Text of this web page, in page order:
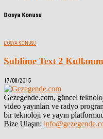
Dosya Konusu
DOSYA KONUSU
Sublime Text 2
17/08/2015
Gezegende.com, güncel
video yayınları ve radyo
bir teknoloji ve yayın
Bize Ulaşın: